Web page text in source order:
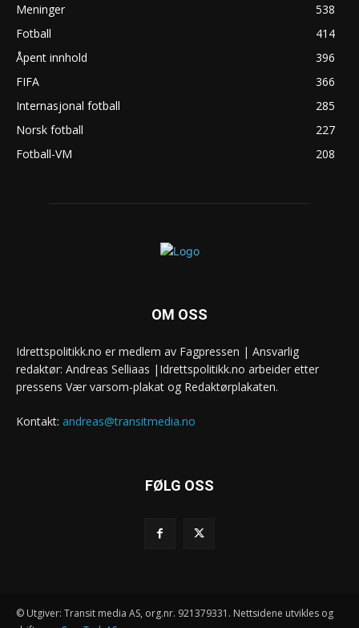
Meninger
538
Fotball
414
Åpent innhold
396
FIFA
366
Internasjonal fotball
285
Norsk fotball
227
Fotball-VM
208
OM OSS
Idrettspolitikk.no er medlem av Fagpressen | Ansvarlig
redaktør: Andreas Selliaas |Idrettspolitikk.no arbeider etter
pressens Vær varsom-plakat og Redaktørplakaten.
Kontakt: andreas@transitmedia.no
FØLG OSS
© Utgiver: Transit media AS, org.nr. 921379331. Nettsidene utvikles og